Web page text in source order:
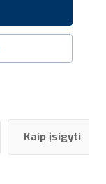
Kaip įsigyti